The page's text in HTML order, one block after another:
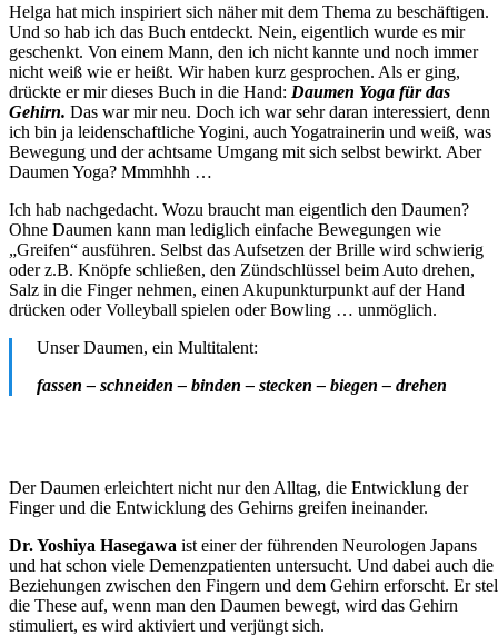
Helga hat mich inspiriert sich näher mit dem Thema zu beschäftigen.
Und so hab ich das Buch entdeckt. Nein, eigentlich wurde es mir
geschenkt. Von einem Mann, den ich nicht kannte und noch immer
nicht weiß wie er heißt. Wir haben kurz gesprochen. Als er ging,
drückte er mir dieses Buch in die Hand: Daumen Yoga für das
Gehirn. Das war mir neu. Doch ich war sehr daran interessiert, denn
ich bin ja leidenschaftliche Yogini, auch Yogatrainerin und weiß, was
Bewegung und der achtsame Umgang mit sich selbst bewirkt. Aber
Daumen Yoga? Mmmhhh …
Ich hab nachgedacht. Wozu braucht man eigentlich den Daumen?
Ohne Daumen kann man lediglich einfache Bewegungen wie
„Greifen“ ausführen. Selbst das Aufsetzen der Brille wird schwierig
oder z.B. Knöpfe schließen, den Zündschlüssel beim Auto drehen,
Salz in die Finger nehmen, einen Akupunkturpunkt auf der Hand
drücken oder Volleyball spielen oder Bowling … unmöglich.
Unser Daumen, ein Multitalent:
fassen – schneiden – binden – stecken – biegen – drehen
Der Daumen erleichtert nicht nur den Alltag, die Entwicklung der
Finger und die Entwicklung des Gehirns greifen ineinander.
Dr. Yoshiya Hasegawa ist einer der führenden Neurologen Japans
und hat schon viele Demenzpatienten untersucht. Und dabei auch die
Beziehungen zwischen den Fingern und dem Gehirn erforscht. Er
die These auf, wenn man den Daumen bewegt, wird das Gehirn
stimuliert, es wird aktiviert und verjüngt sich.